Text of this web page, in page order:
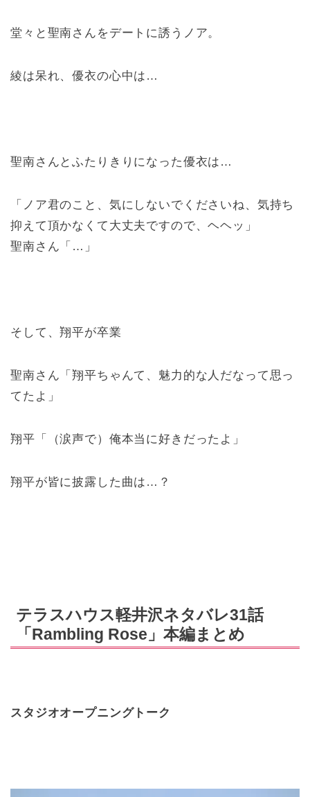
堂々と聖南さんをデートに誘うノア。
綾は呆れ、優衣の心中は…
聖南さんとふたりきりになった優衣は…
「ノア君のこと、気にしないでくださいね、気持ち
抑えて頂かなくて大丈夫ですので、ヘヘッ」
聖南さん「…」
そして、翔平が卒業
聖南さん「翔平ちゃんて、魅力的な人だなって思っ
てたよ」
翔平「（涙声で）俺本当に好きだったよ」
翔平が皆に披露した曲は…？
テラスハウス軽井沢ネタバレ31話
「Rambling Rose」本編まとめ
スタジオオープニングトーク